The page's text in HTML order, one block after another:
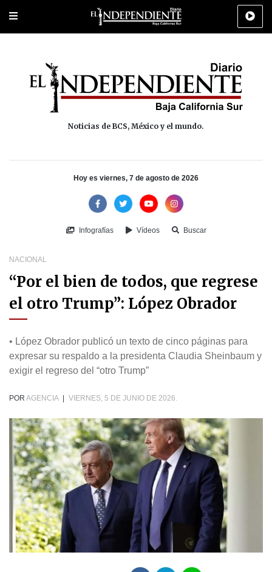
Portada Los Cabos Policiaca Deportes Cultura
Noticias de BCS, México y el mundo.
Hoy es viernes, 7 de agosto de 2026
Infografías Vídeos Buscar
NACIONAL
“Por el bien de todos, que regrese
el otro Trump”: López Obrador
• López Obrador publicó un texto de cinco páginas para
expresar su respaldo a la presidenta Claudia Sheinbaum y
exigir el regreso del “otro Trump”
POR AGENCIA VIERNES, 5 DE JUNIO DE 2026.